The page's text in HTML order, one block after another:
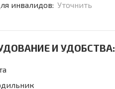
инвалидов: Уточнить
И УДОБСТВА: